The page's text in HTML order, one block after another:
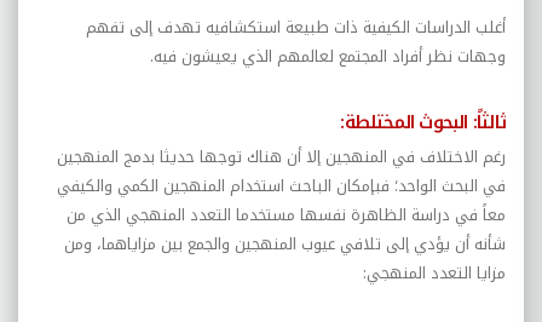
أغلب الدراسات الكيفية ذات طبيعة استكشافيه تهدف إلى تفهم
وجهات نظر أفراد المجتمع لعالمهم الذي يعيشون فيه.
ثالثاً: البحوث المختلطة:
رغم الاختلاف في المنهجين إلا أن هناك توجها حديثا بدمج المنهجين
في البحث الواحد؛ فبإمكان الباحث استخدام المنهجين الكمي والكيفي
معاً في دراسة الظاهرة نفسها مستخدما التعدد المنهجي الذي من
شأنه أن يؤدي إلى تلافي عيوب المنهجين والجمع بين مزاياهما، ومن
مزايا التعدد المنهجي: